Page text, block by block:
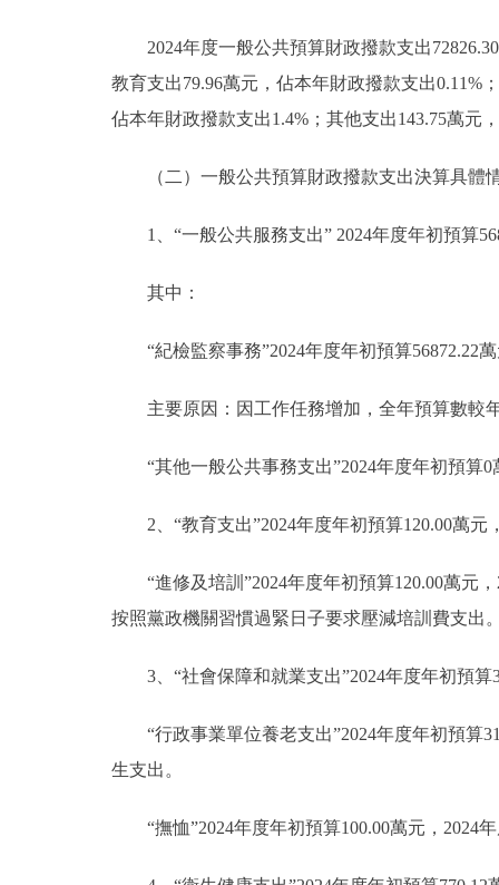
2024年度一般公共預算財政撥款支出
教育支出79.96萬元，佔本年財政撥款支出0.11%
佔本年財政撥款支出1.4%；其他支出143.75萬元
（二）一般公共預算財政撥款支出決算具體
1、“一般公共服務支出” 2024年度年初預算
其中：
“紀檢監察事務”2024年度年初預算56872.22
主要原因：因工作任務增加，全年預算數較
“其他一般公共事務支出”2024年度年初預算
2、“教育支出”2024年度年初預算120.00萬
“進修及培訓”2024年度年初預算120.00萬元
按照黨政機關習慣過緊日子要求壓減培訓費支出
3、“社會保障和就業支出”2024年度年初預
“行政事業單位養老支出”2024年度年初預算
生支出。
“撫恤”2024年度年初預算100.00萬元，2024